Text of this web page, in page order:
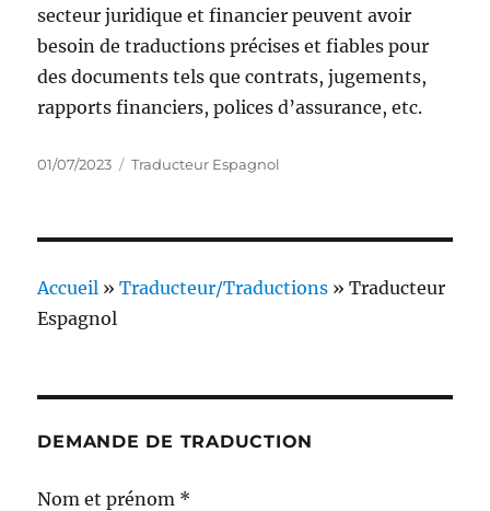
secteur juridique et financier peuvent avoir
besoin de traductions précises et fiables pour
des documents tels que contrats, jugements,
rapports financiers, polices d’assurance, etc.
Publié
01/07/2023 Catégories
Traducteur Espagnol
Accueil »Traducteur/Traductions »Traducteur
Espagnol
DEMANDE DE TRADUCTION
Nom et prénom *